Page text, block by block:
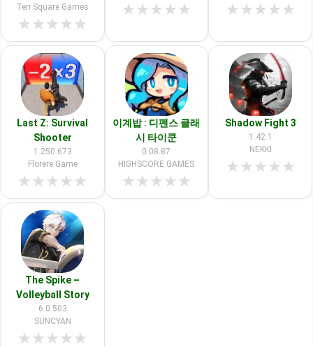
Ten Square Games
★★★★★
★★★★★ ★★★★★
Last Z: Survival
Shooter
1.250.673
Florere Game
★★★★★
이계밥 : 디펜스 클래
시 타이쿤
0.08.87
HIGHSCORE GAMES
★★★★★
Shadow Fight 3
1.42.1
NEKKI
★★★★★
The Spike –
Volleyball Story
6.0.503
SUNCYAN
★★★★★